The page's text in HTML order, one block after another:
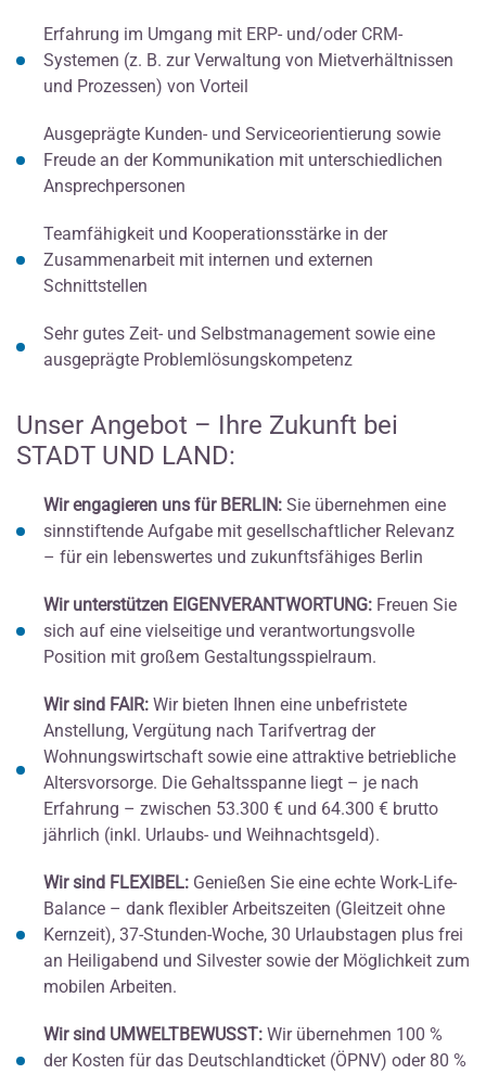
Erfahrung im Umgang mit ERP- und/oder CRM-
Systemen (z. B. zur Verwaltung von Mietverhältnissen
und Prozessen) von Vorteil
Ausgeprägte Kunden- und Serviceorientierung sowie
Freude an der Kommunikation mit unterschiedlichen
Ansprechpersonen
Teamfähigkeit und Kooperationsstärke in der
Zusammenarbeit mit internen und externen
Schnittstellen
Sehr gutes Zeit- und Selbstmanagement sowie eine
ausgeprägte Problemlösungskompetenz
Unser Angebot – Ihre Zukunft bei
STADT UND LAND:
Wir engagieren uns für BERLIN: Sie übernehmen eine
sinnstiftende Aufgabe mit gesellschaftlicher Relevanz
– für ein lebenswertes und zukunftsfähiges Berlin
Wir unterstützen EIGENVERANTWORTUNG: Freuen Sie
sich auf eine vielseitige und verantwortungsvolle
Position mit großem Gestaltungsspielraum.
Wir sind FAIR: Wir bieten Ihnen eine unbefristete
Anstellung, Vergütung nach Tarifvertrag der
Wohnungswirtschaft sowie eine attraktive betriebliche
Altersvorsorge. Die Gehaltsspanne liegt – je nach
Erfahrung – zwischen 53.300 € und 64.300 € brutto
jährlich (inkl. Urlaubs- und Weihnachtsgeld).
Wir sind FLEXIBEL: Genießen Sie eine echte Work-Life-
Balance – dank flexibler Arbeitszeiten (Gleitzeit ohne
Kernzeit), 37-Stunden-Woche, 30 Urlaubstagen plus frei
an Heiligabend und Silvester sowie der Möglichkeit zum
mobilen Arbeiten.
Wir sind UMWELTBEWUSST: Wir übernehmen 100 %
der Kosten für das Deutschlandticket (ÖPNV) oder 80 %